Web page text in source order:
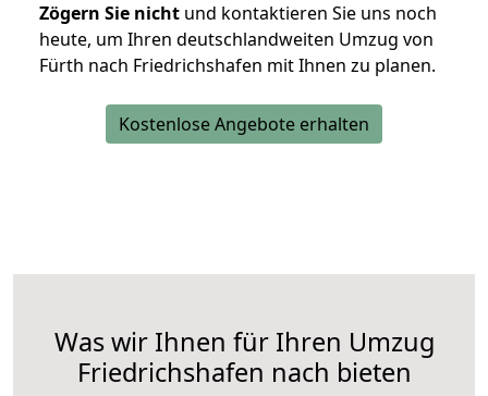
Zögern Sie nicht und kontaktieren Sie uns noch
heute, um Ihren deutschlandweiten Umzug von
Fürth nach Friedrichshafen mit Ihnen zu planen.
Kostenlose Angebote erhalten
Was wir Ihnen für Ihren Umzug
Friedrichshafen nach bieten